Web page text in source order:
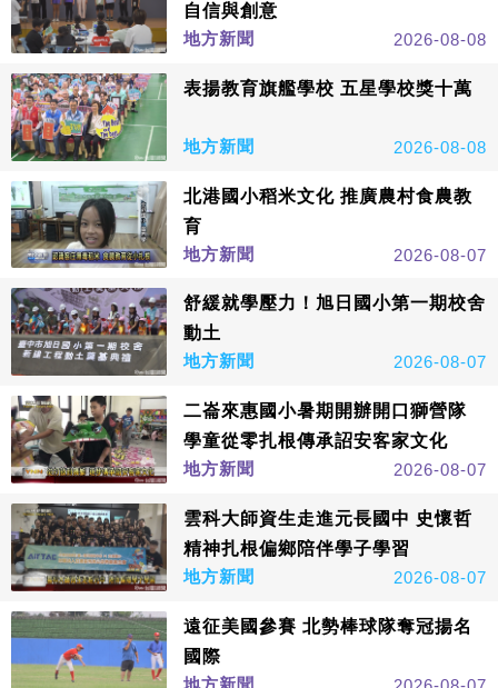
自信與創意
地方新聞
2026-08-08
表揚教育旗艦學校 五星學校獎十萬
地方新聞 2026-08-08
北港國小稻米文化 推廣農村食農教
育
地方新聞
2026-08-07
舒緩就學壓力！旭日國小第一期校舍
動土
地方新聞
2026-08-07
二崙來惠國小暑期開辦開口獅營隊
學童從零扎根傳承詔安客家文化
地方新聞
2026-08-07
雲科大師資生走進元長國中 史懷哲
精神扎根偏鄉陪伴學子學習
地方新聞
2026-08-07
遠征美國參賽 北勢棒球隊奪冠揚名
國際
地方新聞